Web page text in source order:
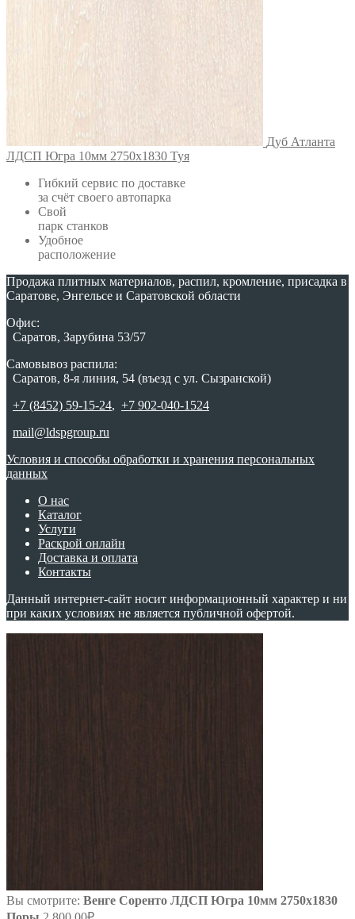
Дуб Атланта
ЛДСП Югра 10мм 2750х1830 Туя
Гибкий сервис по доставке
за счёт своего автопарка
Свой
парк станков
Удобное
расположение
Продажа плитных материалов, распил, кромление, присадка в
Саратове, Энгельсе и Саратовской области
Офис:
Саратов, Зарубина 53/57
Самовывоз распила:
Саратов, 8-я линия, 54 (въезд с ул. Сызранской)
+7 (8452) 59-15-24, +7 902-040-1524
mail@ldspgroup.ru
Условия и способы обработки и хранения персональных
данных
О нас
Каталог
Услуги
Раскрой онлайн
Доставка и оплата
Контакты
Данный интернет-сайт носит информационный характер и ни
при каких условиях не является публичной офертой.
Вы смотрите: Венге Соренто ЛДСП Югра 10мм 2750х1830